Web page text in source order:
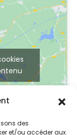
des
et/ou accéder aux